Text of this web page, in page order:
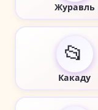
Журавль
📂
Какаду